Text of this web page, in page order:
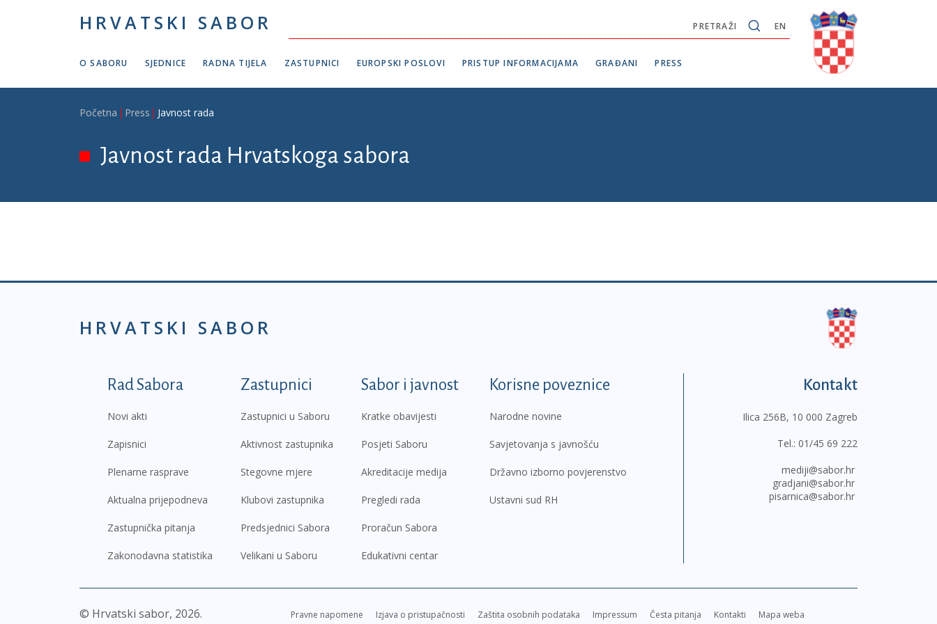
HRVATSKI SABOR EN
PRETRAŽI
O SABORU SJEDNICE RADNA TIJELA ZASTUPNICI EUROPSKI POSLOVI PRISTUP INFORMACIJAMA GRAĐANI PRESS
Breadcrumb
Početna Press Javnost rada
Javnost rada Hrvatskoga sabora
HRVATSKI SABOR
Podnožje prvi izbornik
Rad Sabora
Novi akti
Zapisnici
Plenarne rasprave
Aktualna prijepodneva
Zastupnička pitanja
Zakonodavna statistika
Zastupnici
Zastupnici u Saboru
Aktivnost zastupnika
Stegovne mjere
Klubovi zastupnika
Predsjednici Sabora
Velikani u Saboru
Sabor i javnost
Kratke obavijesti
Posjeti Saboru
Akreditacije medija
Pregledi rada
Proračun Sabora
Edukativni centar
Korisne poveznice
Narodne novine
Savjetovanja s javnošću
Državno izborno povjerenstvo
Ustavni sud RH
Kontakt
Ilica 256B, 10 000 Zagreb
Tel.: 01/45 69 222
mediji@sabor.hr
gradjani@sabor.hr
pisarnica@sabor.hr
© Hrvatski sabor, 2026 Pravne napomene Izjava o pristupačnosti Zaštita osobnih podataka Impressum Česta pitanja Kontakti Mapa weba